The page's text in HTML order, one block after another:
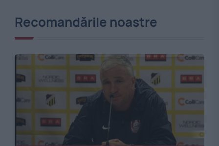
Recomandările noastre